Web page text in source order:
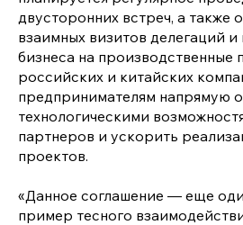
двусторонних встреч, а также
взаимных визитов делегаций и
бизнеса на производственные
российских и китайских
предпринимателям напрямую
технологическими
партнеров и ускорить
проектов.
«Данное соглашение — еще
пример тесного